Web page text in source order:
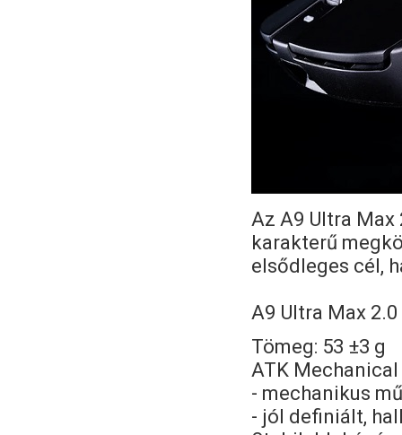
Az A9 Ultra
karakterű
elsődleges cél,
A9 Ultra Max
Tömeg: 53 ±3 g
ATK
- mechanikus
- jól definiált,